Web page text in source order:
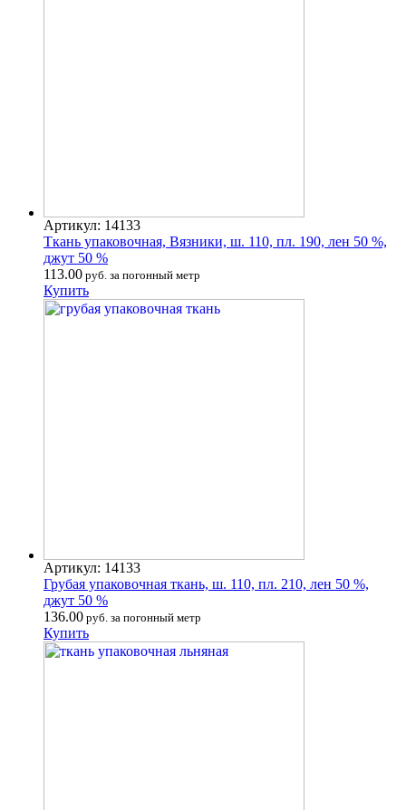
Артикул: 14133
Ткань упаковочная, Вязники, ш. 110, пл. 190, лен 50 %,
джут 50 %
113.00 руб. за погонный метр
Купить
Артикул: 14133
Грубая упаковочная ткань, ш. 110, пл. 210, лен 50 %,
джут 50 %
136.00 руб. за погонный метр
Купить